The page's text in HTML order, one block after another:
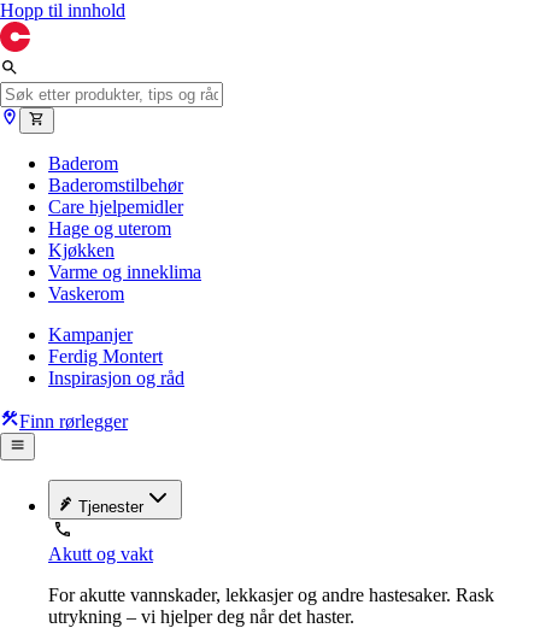
Hopp til innhold
Baderom
Baderomstilbehør
Care hjelpemidler
Hage og uterom
Kjøkken
Varme og inneklima
Vaskerom
Kampanjer
Ferdig Montert
Inspirasjon og råd
Finn rørlegger
Tjenester
Akutt og vakt
For akutte vannskader, lekkasjer og andre hastesaker. Rask
utrykning – vi hjelper deg når det haster.